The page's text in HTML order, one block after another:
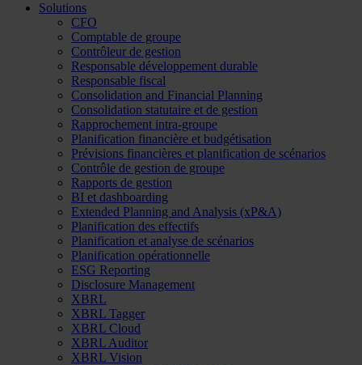
Solutions
CFO
Comptable de groupe
Contrôleur de gestion
Responsable développement durable
Responsable fiscal
Consolidation and Financial Planning
Consolidation statutaire et de gestion
Rapprochement intra-groupe
Planification financière et budgétisation
Prévisions financières et planification de scénarios
Contrôle de gestion de groupe
Rapports de gestion
BI et dashboarding
Extended Planning and Analysis (xP&A)
Planification des effectifs
Planification et analyse de scénarios
Planification opérationnelle
ESG Reporting
Disclosure Management
XBRL
XBRL Tagger
XBRL Cloud
XBRL Auditor
XBRL Vision